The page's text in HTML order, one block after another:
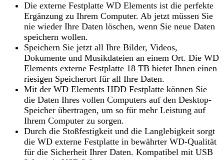
Die externe Festplatte WD Elements ist die perfekte
Ergänzung zu Ihrem Computer. Ab jetzt müssen Sie
nie wieder Ihre Daten löschen, wenn Sie neue Daten
speichern wollen.
Speichern Sie jetzt all Ihre Bilder, Videos,
Dokumente und Musikdateien an einem Ort. Die WD
Elements externe Festplatte 18 TB bietet Ihnen einen
riesigen Speicherort für all Ihre Daten.
Mit der WD Elements HDD Festplatte können Sie
die Daten Ihres vollen Computers auf den Desktop-
Speicher übertragen, um so für mehr Leistung auf
Ihrem Computer zu sorgen.
Durch die Stoßfestigkeit und die Langlebigkeit sorgt
die WD externe Festplatte in bewährter WD-Qualität
für die Sicherheit Ihrer Daten. Kompatibel mit USB